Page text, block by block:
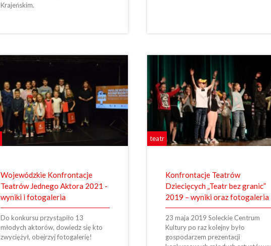
Krajeńskim.
Wojewódzkie Konfrontacje
Teatrów Jednego Aktora 2021 -
wyniki i fotogaleria
Do konkursu przystąpiło 13
młodych aktorów, dowiedz się kto
zwyciężył, obejrzyj fotogalerię!
teatr
Konfrontacje Teatrów
Dziecięcych „Teatr bez granic”
2019 – wyniki oraz fotogaleria
23 maja 2019 Soleckie Centrum
Kultury po raz kolejny było
gospodarzem prezentacji